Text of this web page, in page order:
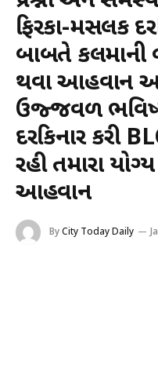
ફિરકા-મસલક
બાબતે
થવા આહવાન
ઉજ્જવળ
દરકિનાર કરી
રહી તમારા
આહવાન
ByCity Today Daily